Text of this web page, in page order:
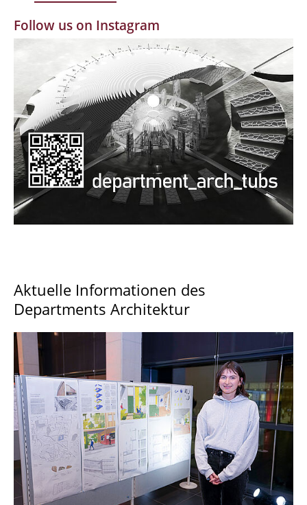
Alumni | cloud club
Documents and Downloads
Follow us on Instagram
Aktuelle Informationen des
Departments Architektur